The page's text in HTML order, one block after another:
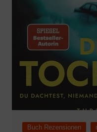
Buch Rezensionen